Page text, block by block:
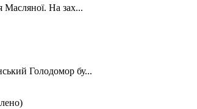
Масляної. На зах...
Голодомор бу...